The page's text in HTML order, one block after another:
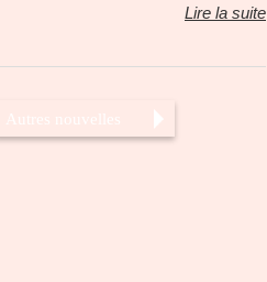
Lire la suite
Autres nouvelles